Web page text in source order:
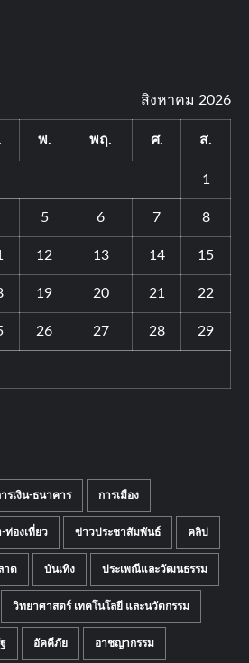
สิงหาคม 2026
พ. พฤ. ศ. ส.
1
5 6 7 8
12 13 14 15
19 20 21 22
26 27 28 29
รเงิน-ธนาคาร การเมือง
ท่องเที่ยว ข่าวประชาสัมพันธ์ คลิป
าด บันเทิง ประเพณีและวัฒนธรรม
วิทยาศาสตร์ เทคโนโลยี และนวัตกรรม
อัคคีภัย อาชญากรรม